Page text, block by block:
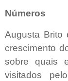
Números
Augusta Brito
crescimento
sobre quais
visitados